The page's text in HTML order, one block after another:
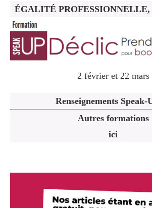
ÉGALITÉ
2 février et 22 mars
Renseignements Speak-
Autres formations
ici